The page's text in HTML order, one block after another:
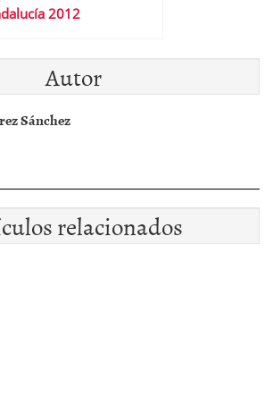
2012
Autor
Sánchez
relacionados